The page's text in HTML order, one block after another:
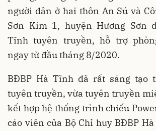
người dân ở hai thôn An Sú và
Sơn Kim 1, huyện Hương Sơn
Tĩnh tuyên truyền, hỗ trợ
ngay từ đầu tháng 8/2020.
BĐBP Hà Tĩnh đã rất sáng tạo
tuyên truyền, vừa tuyên truyền
kết hợp hệ thống trình chiếu
cáo viên của Bộ Chỉ huy BĐBP